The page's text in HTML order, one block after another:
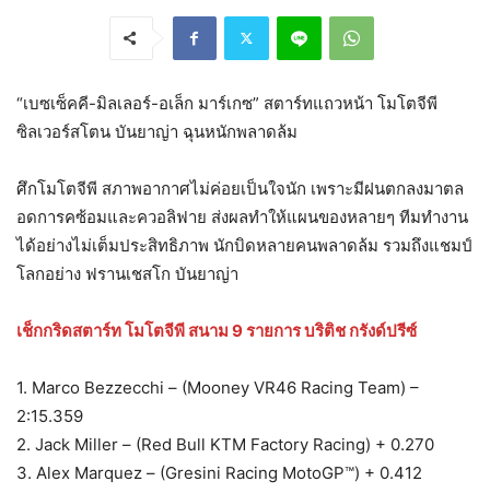
“เบซเซ็คคี-มิลเลอร์-อเล็ก มาร์เกซ” สตาร์ทแถวหน้า โมโตจีพี
ซิลเวอร์สโตน บันยาญ่า ฉุนหนักพลาดล้ม
ศึกโมโตจีพี สภาพอากาศไม่ค่อยเป็นใจนัก เพราะมีฝนตกลงมาตล
อดการคซ้อมและควอลิฟาย ส่งผลทำให้แผนของหลายๆ ทีมทำงาน
ได้อย่างไม่เต็มประสิทธิภาพ นักบิดหลายคนพลาดล้ม รวมถึงแชมป์
โลกอย่าง ฟรานเชสโก บันยาญ่า
เช็กกริดสตาร์ท โมโตจีพี สนาม 9 รายการ บริติช กรังด์ปรีซ์
1. Marco Bezzecchi – (Mooney VR46 Racing Team) –
2:15.359
2. Jack Miller – (Red Bull KTM Factory Racing) + 0.270
3. Alex Marquez – (Gresini Racing MotoGP™) + 0.412